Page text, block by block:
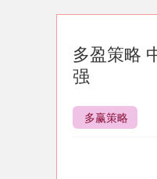
多盈策略
强
多赢策略